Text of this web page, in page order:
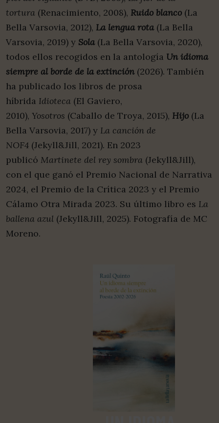
tortura (Renacimiento, 2008), Ruido blanco (La
Bella Varsovia, 2012), La lengua rota (La Bella
Varsovia, 2019) y Sola (La Bella Varsovia, 2020),
todos ellos recogidos en la antología Un idioma
siempre al borde de la extinción(2026). También
ha publicado los libros de prosa
híbrida Idioteca (El Gaviero,
2010), Yosotros (Caballo de Troya, 2015), Hijo (La
Bella Varsovia, 2017) y La canción de
NOF4 (Jekyll&Jill, 2021). En 2023
publicó Martinete del rey sombra (Jekyll&Jill),
con el que ganó el Premio Nacional de Narrativa
2024, el Premio de la Crítica 2023 y el Premio
Cálamo Otra Mirada 2023. Su último libro es La
ballena azul (Jekyll&Jill, 2025). Fotografía de MC
Moreno.